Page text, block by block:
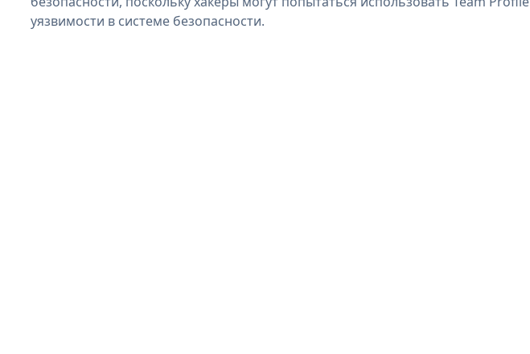
уязвимости в системе безопасности.